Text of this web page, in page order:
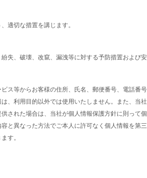
適切な措置を講じます。
失、破壊、改竄、漏洩等に対する予防措置および安
ス等からお客様の住所、氏名、郵便番号、電話番
、利用目的以外では使用いたしません。また、当
された場合は、当社が個人情報保護方針に則って
と異なった方法でご本人に許可なく個人情報を第
す。